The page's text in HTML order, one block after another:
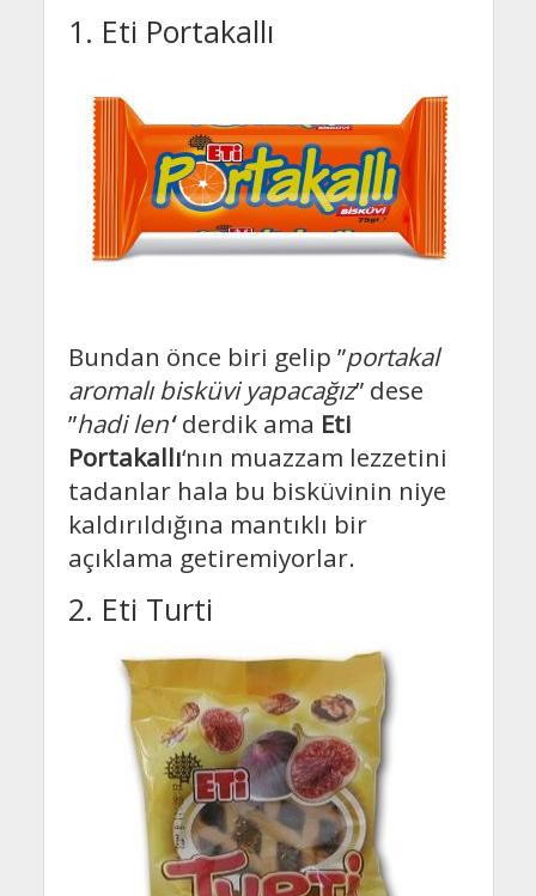
1. Eti Portakallı
Bundan önce biri gelip ”portakal
aromalı bisküvi yapacağız” dese
”hadi len’‘ derdik ama Eti
Portakallı‘nın muazzam lezzetini
tadanlar hala bu bisküvinin niye
kaldırıldığına mantıklı bir
açıklama getiremiyorlar.
2. Eti Turti